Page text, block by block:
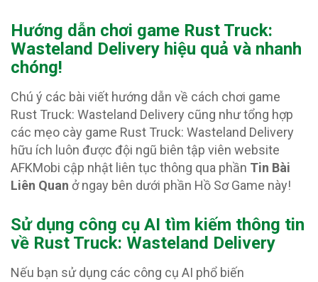
Hướng dẫn chơi game Rust Truck:
Wasteland Delivery hiệu quả và nhanh
chóng!
Chú ý các bài viết hướng dẫn về cách chơi game
Rust Truck: Wasteland Delivery cũng như tổng hợp
các mẹo cày game Rust Truck: Wasteland Delivery
hữu ích luôn được đội ngũ biên tập viên website
AFKMobi cập nhật liên tục thông qua phần Tin Bài
Liên Quan ở ngay bên dưới phần Hồ Sơ Game này!
Sử dụng công cụ AI tìm kiếm thông tin
về Rust Truck: Wasteland Delivery
Nếu bạn sử dụng các công cụ AI phổ biến